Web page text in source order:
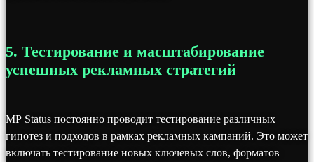
5. Тестирование и масштабирование
успешных рекламных стратегий
MP Status постоянно проводит тестирование различных
гипотез и подходов в рамках рекламных кампаний. Это может
включать тестирование новых ключевых слов, форматов